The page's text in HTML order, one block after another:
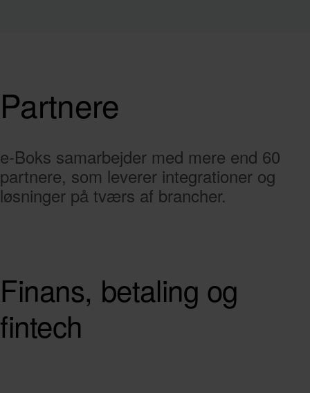
Partnere
e-Boks samarbejder med mere end 60
partnere, som leverer integrationer og
løsninger på tværs af brancher.
Finans, betaling og
fintech